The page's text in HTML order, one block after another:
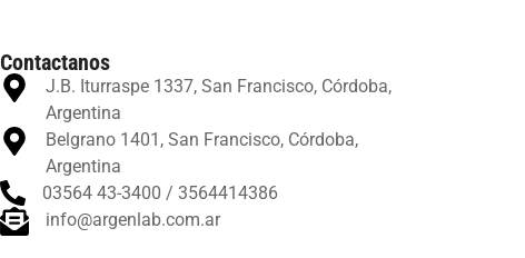
Contactanos
J.B. Iturraspe 1337, San Francisco, Córdoba,
Argentina
Belgrano 1401, San Francisco, Córdoba,
Argentina
03564 43-3400 / 3564414386
info@argenlab.com.ar